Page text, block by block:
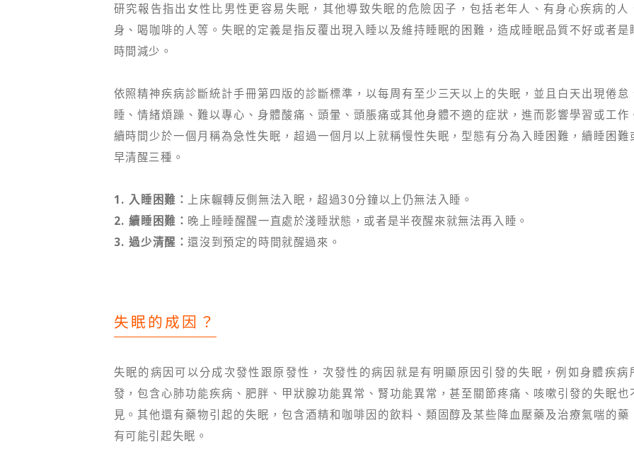
研究報告指出女性比男性更容易失眠，其他導致失眠的危險因子，包括老年人、有身心疾病的人
身、喝咖啡的人等。失眠的定義是指反覆出現入睡以及維持睡眠的困難，造成睡眠品質不好或者是
時間減少。
依照精神疾病診斷統計手冊第四版的診斷標準，以每周有至少三天以上的失眠，並且白天出現倦怠
睡、情緒煩躁、難以專心、身體酸痛、頭暈、頭脹痛或其他身體不適的症狀，進而影響學習或工作
續時間少於一個月稱為急性失眠，超過一個月以上就稱慢性失眠，型態有分為入睡困難，續睡困難
早清醒三種。
1. 入睡困難： 上床輾轉反側無法入眠，超過30分鐘以上仍無法入睡。
2. 續睡困難： 晚上睡睡醒醒一直處於淺睡狀態，或者是半夜醒來就無法再入睡。
3. 過少清醒：還沒到預定的時間就醒過來。
失眠的成因？
失眠的病因可以分成次發性跟原發性，次發性的病因就是有明顯原因引發的失眠，例如身體疾病
發，包含心肺功能疾病、肥胖、甲狀腺功能異常、腎功能異常，甚至關節疼痛、咳嗽引發的失眠也
見。其他還有藥物引起的失眠，包含酒精和咖啡因的飲料、類固醇及某些降血壓藥及治療氣喘的藥
有可能引起失眠。